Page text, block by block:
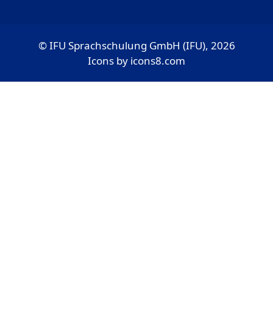
© IFU Sprachschulung GmbH (IFU), 2026
Icons by icons8.com